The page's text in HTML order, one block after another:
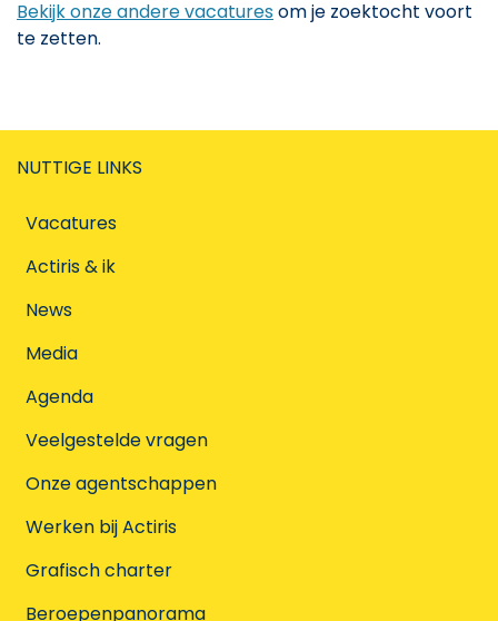
Bekijk onze andere vacaturesom je zoektocht voort
te zetten.
NUTTIGE LINKS
Vacatures
Actiris & ik
News
Media
Agenda
Veelgestelde vragen
Onze agentschappen
Werken bij Actiris
Grafisch charter
Beroepenpanorama